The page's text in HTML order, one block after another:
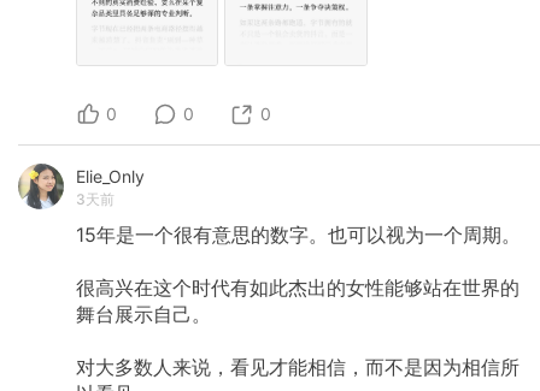
0 0 0
Elie_Only
3天前
15年是一个很有意思的数字。也可以视为一个周期。
很高兴在这个时代有如此杰出的女性能够站在世界的
舞台展示自己。
对大多数人来说，看见才能相信，而不是因为相信所